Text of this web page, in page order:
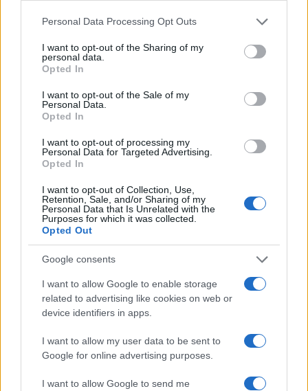
Please note that this website/app uses one or more Google
not limited to your visit or usage behaviour. You may click to
grant or deny consent to Google and its third-party tags to
use your data for below specified purposes in below Google
consent section.
Personal Data Processing Opt Outs
I want to opt-out of the Sharing of my
personal data.
Opted In
I want to opt-out of the Sale of my
Personal Data.
Opted In
I want to opt-out of processing my
Personal Data for Targeted Advertising.
Opted In
I want to opt-out of Collection, Use,
Retention, Sale, and/or Sharing of my
Personal Data that Is Unrelated with the
Purposes for which it was collected.
Opted Out
Google consents
I want to allow Google to enable storage
related to advertising like cookies on web or
device identifiers in apps.
I want to allow my user data to be sent to
Google for online advertising purposes.
I want to allow Google to send me
Condividi l'articolo
F
a
ce
b
o
o
k
T
w
it
te
r
n
re
h
s
A
p
p
h
re
Prossimo articolo
NOTIZIE RECENTI
Gallura
Michelle Hunziker in Gallura, bella anche dal
vivo: un amico vip svela come fa
Calangianus, dopo le polemiche il centro